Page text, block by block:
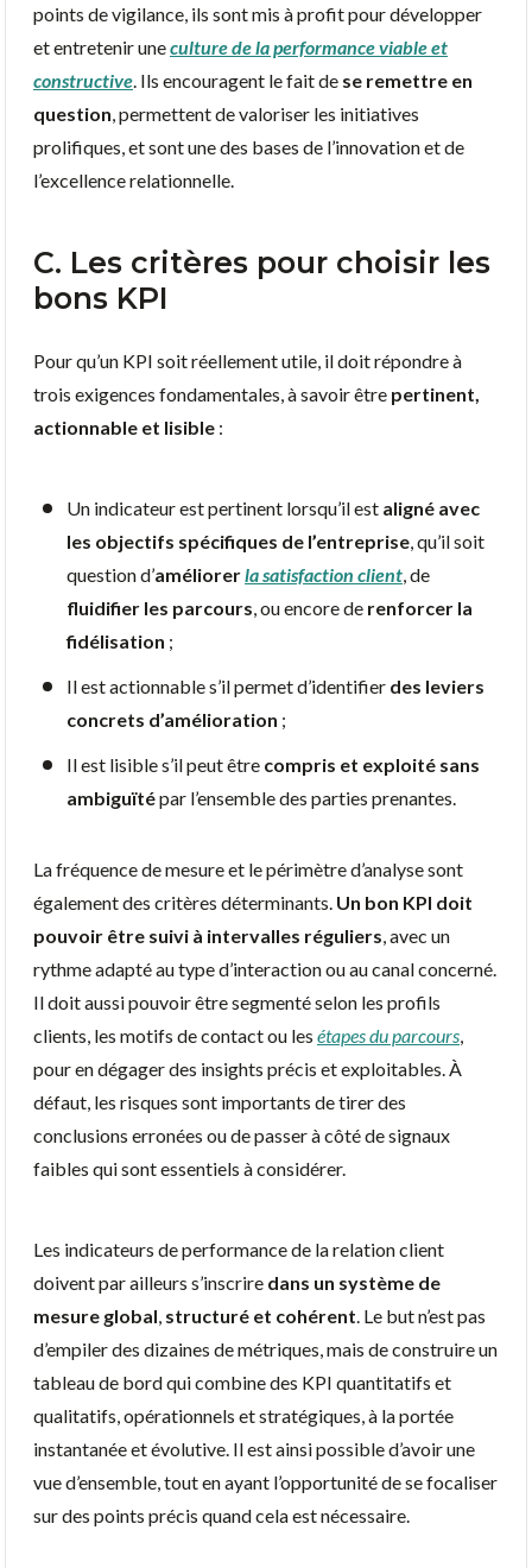
points de vigilance, ils sont mis à profit pour développer
et entretenir uneculture de la performance viable et
constructive . Ils encouragent le fait de se remettre en
question , permettent de valoriser les initiatives
prolifiques, et sont une des bases de l’innovation et de
l’excellence relationnelle.
C. Les critères pour choisir les
bons KPI
Pour qu’un KPI soit réellement utile, il doit répondre à
trois exigences fondamentales, à savoir être pertinent,
actionnable et lisible :
Un indicateur est pertinent lorsqu’il est aligné avec
les objectifs spécifiques de l’entreprise , qu’il soit
question d’améliorerla satisfaction client , de
fluidifier les parcours , ou encore de renforcer la
fidélisation ;
Il est actionnable s’il permet d’identifier des leviers
concrets d’amélioration ;
Il est lisible s’il peut être compris et exploité sans
ambiguïtépar l’ensemble des parties prenantes.
La fréquence de mesure et le périmètre d’analyse sont
également des critères déterminants. Un bon KPI doit
pouvoir être suivi à intervalles réguliers , avec un
rythme adapté au type d’interaction ou au canal concerné.
Il doit aussi pouvoir être segmenté selon les profils
clients, les motifs de contact ou les étapes du parcours
pour en dégager des insights précis et exploitables. À
défaut, les risques sont importants de tirer des
conclusions erronées ou de passer à côté de signaux
faibles qui sont essentiels à considérer.
Les indicateurs de performance de la relation client
doivent par ailleurs s’inscrire dans un système de
mesure global structuré et cohérent . Le but n’est pas
d’empiler des dizaines de métriques, mais de construire un
tableau de bord qui combine des KPI quantitatifs et
qualitatifs, opérationnels et stratégiques, à la portée
instantanée et évolutive. Il est ainsi possible d’avoir une
vue d’ensemble, tout en ayant l’opportunité de se focaliser
sur des points précis quand cela est nécessaire.